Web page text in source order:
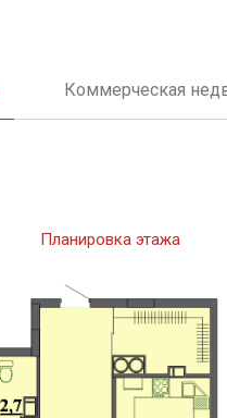
Коммерческая
Планировка этажа